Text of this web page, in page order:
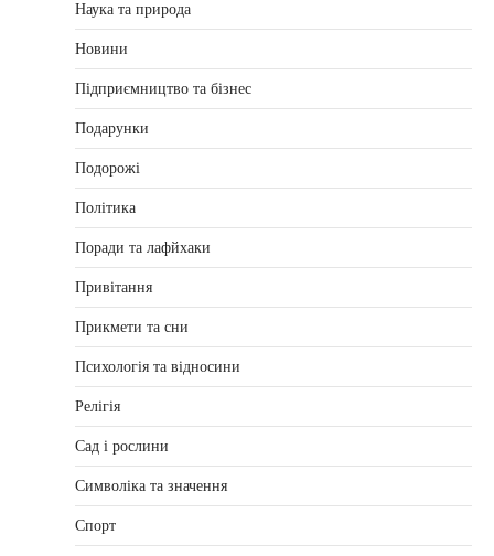
Наука та природа
Новини
Підприємництво та бізнес
Подарунки
Подорожі
Політика
Поради та лафйхаки
Привітання
Прикмети та сни
Психологія та відносини
Релігія
Сад і рослини
Символіка та значення
Спорт